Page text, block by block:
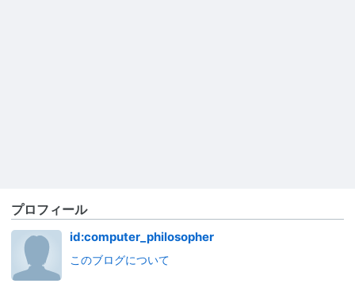
プロフィール
id:computer_philosopher
このブログについて